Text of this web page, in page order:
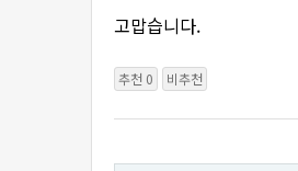
고맙습니다.
추천 0 비추천